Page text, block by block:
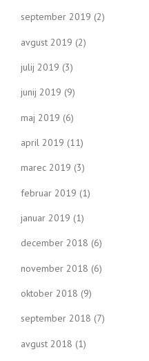
september 2019 (2)
avgust 2019 (2)
julij 2019 (3)
junij 2019 (9)
maj 2019 (6)
april 2019 (11)
marec 2019 (3)
februar 2019 (1)
januar 2019 (1)
december 2018 (6)
november 2018 (6)
oktober 2018 (9)
september 2018 (7)
avgust 2018 (1)